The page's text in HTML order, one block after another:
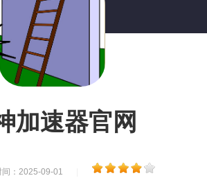
加速器官网
间：2025-09-01